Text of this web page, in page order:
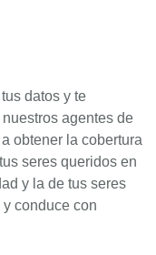
datos y te
agentes de
obtener la cobertura
seres queridos en
y la de tus seres
y conduce con